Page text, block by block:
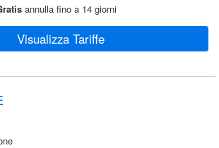
annulla fino a 14 giorni
Visualizza Tariffe